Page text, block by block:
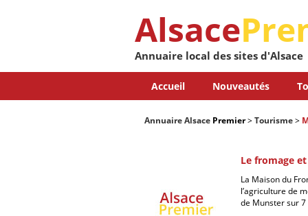
Alsace
Annuaire local des sites d'Alsace
Accueil Nouveautés
Annuaire Alsace Premier>Tourisme>
Le fromage
La Maison du
l’agriculture de
de Munster sur 7